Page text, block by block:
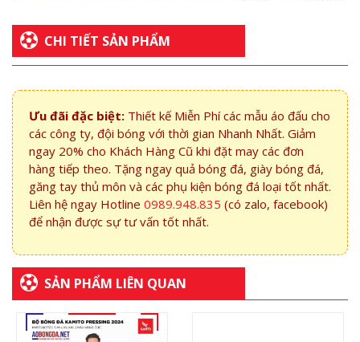
CHI TIẾT SẢN PHẨM
Ưu đãi đặc biệt: Thiết kế Miễn Phí các mẫu áo đấu cho
các công ty, đội bóng với thời gian Nhanh Nhất. Giảm
ngay 20% cho Khách Hàng Cũ khi đặt may các đơn
hàng tiếp theo. Tặng ngay quả bóng đá, giày bóng đá,
găng tay thủ môn và các phụ kiện bóng đá loại tốt nhất.
Liên hệ ngay Hotline 0989.948.835 (có zalo, facebook)
để nhận được sự tư vấn tốt nhất.
SẢN PHẨM LIÊN QUAN